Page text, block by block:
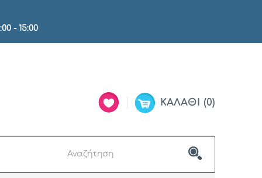
- 15:00
ΚΑΛΆΘΙ 0